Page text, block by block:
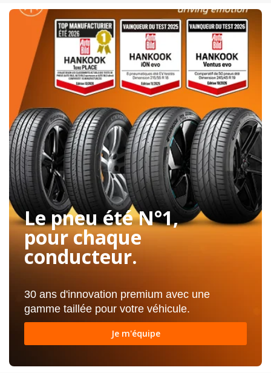
Le pneu été N°1,
pour chaque
conducteur.
30 ans d'innovation premium avec une
gamme taillée pour votre véhicule.
Je m'équipe